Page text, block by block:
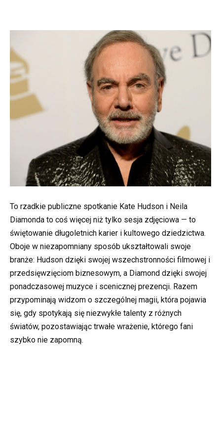
To rzadkie publiczne spotkanie Kate Hudson i Neila
Diamonda to coś więcej niż tylko sesja zdjęciowa — to
świętowanie długoletnich karier i kultowego dziedzictwa.
Oboje w niezapomniany sposób ukształtowali swoje
branże: Hudson dzięki swojej wszechstronności filmowej i
przedsięwzięciom biznesowym, a Diamond dzięki swojej
ponadczasowej muzyce i scenicznej prezencji. Razem
przypominają widzom o szczególnej magii, która pojawia
się, gdy spotykają się niezwykłe talenty z różnych
światów, pozostawiając trwałe wrażenie, którego fani
szybko nie zapomną.